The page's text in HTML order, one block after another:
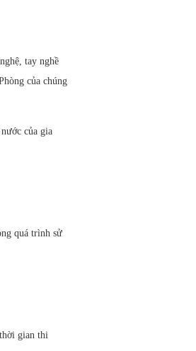
tay nghề
của chúng
của gia
quá trình sử
gian thi